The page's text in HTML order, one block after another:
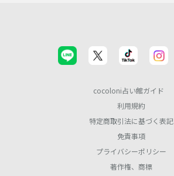
cocoloni占い館ガイド
利用規約
特定商取引法に基づく表記
免責事項
プライバシーポリシー
著作権、商標